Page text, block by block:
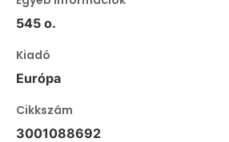
545 o.
Kiadó
Európa
Cikkszám
3001088692